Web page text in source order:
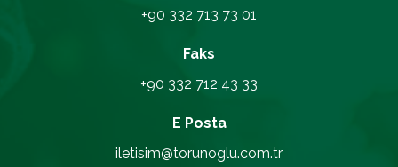
+90 332 713 73 01
Faks
+90 332 712 43 33
E Posta
iletisim@torunoglu.com.tr